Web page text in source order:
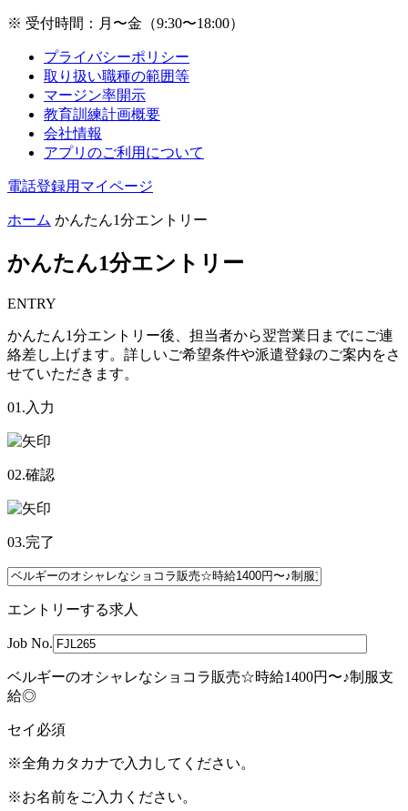
※ 受付時間：月〜金（9:30〜18:00）
プライバシーポリシー
取り扱い職種の範囲等
マージン率開示
教育訓練計画概要
会社情報
アプリのご利用について
電話登録用マイページ
ホーム かんたん1分エントリー
かんたん1分エントリー
ENTRY
かんたん1分エントリー後、担当者から翌営業日までにご連
絡差し上げます。詳しいご希望条件や派遣登録のご案内をさ
せていただきます。
01.入力
02.確認
03.完了
エントリーする求人
Job No.
ベルギーのオシャレなショコラ販売☆時給1400円〜♪制服支
給◎
セイ 必須
※全角カタカナで入力してください。
※お名前をご入力ください。